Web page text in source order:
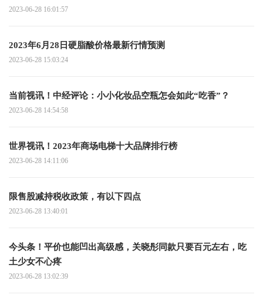
2023-06-28 16:01:57
2023年6月28日硬脂酸价格最新行情预测
2023-06-28 15:03:24
当前视讯！中经评论：小小化妆品空瓶怎会如此“吃香”？
2023-06-28 14:54:58
世界视讯！2023年商场电梯十大品牌排行榜
2023-06-28 14:11:06
限售股减持税收政策，有以下四点
2023-06-28 13:40:01
今头条！平价也能凹出高级感，关晓彤同款只要百元左右，吃
土少女不心疼
2023-06-28 13:02:39